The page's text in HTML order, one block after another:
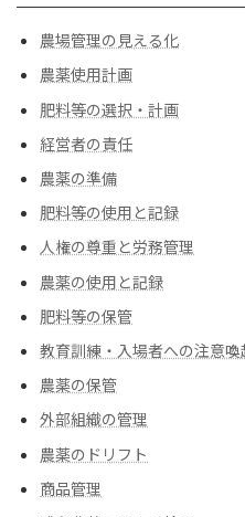
農場管理の見える化
農薬使用計画
肥料等の選択・計画
経営者の責任
農薬の準備
肥料等の使用と記録
人権の尊重と労務管理
農薬の使用と記録
肥料等の保管
教育訓練・入場者への注意喚
農薬の保管
外部組織の管理
農薬のドリフト
商品管理